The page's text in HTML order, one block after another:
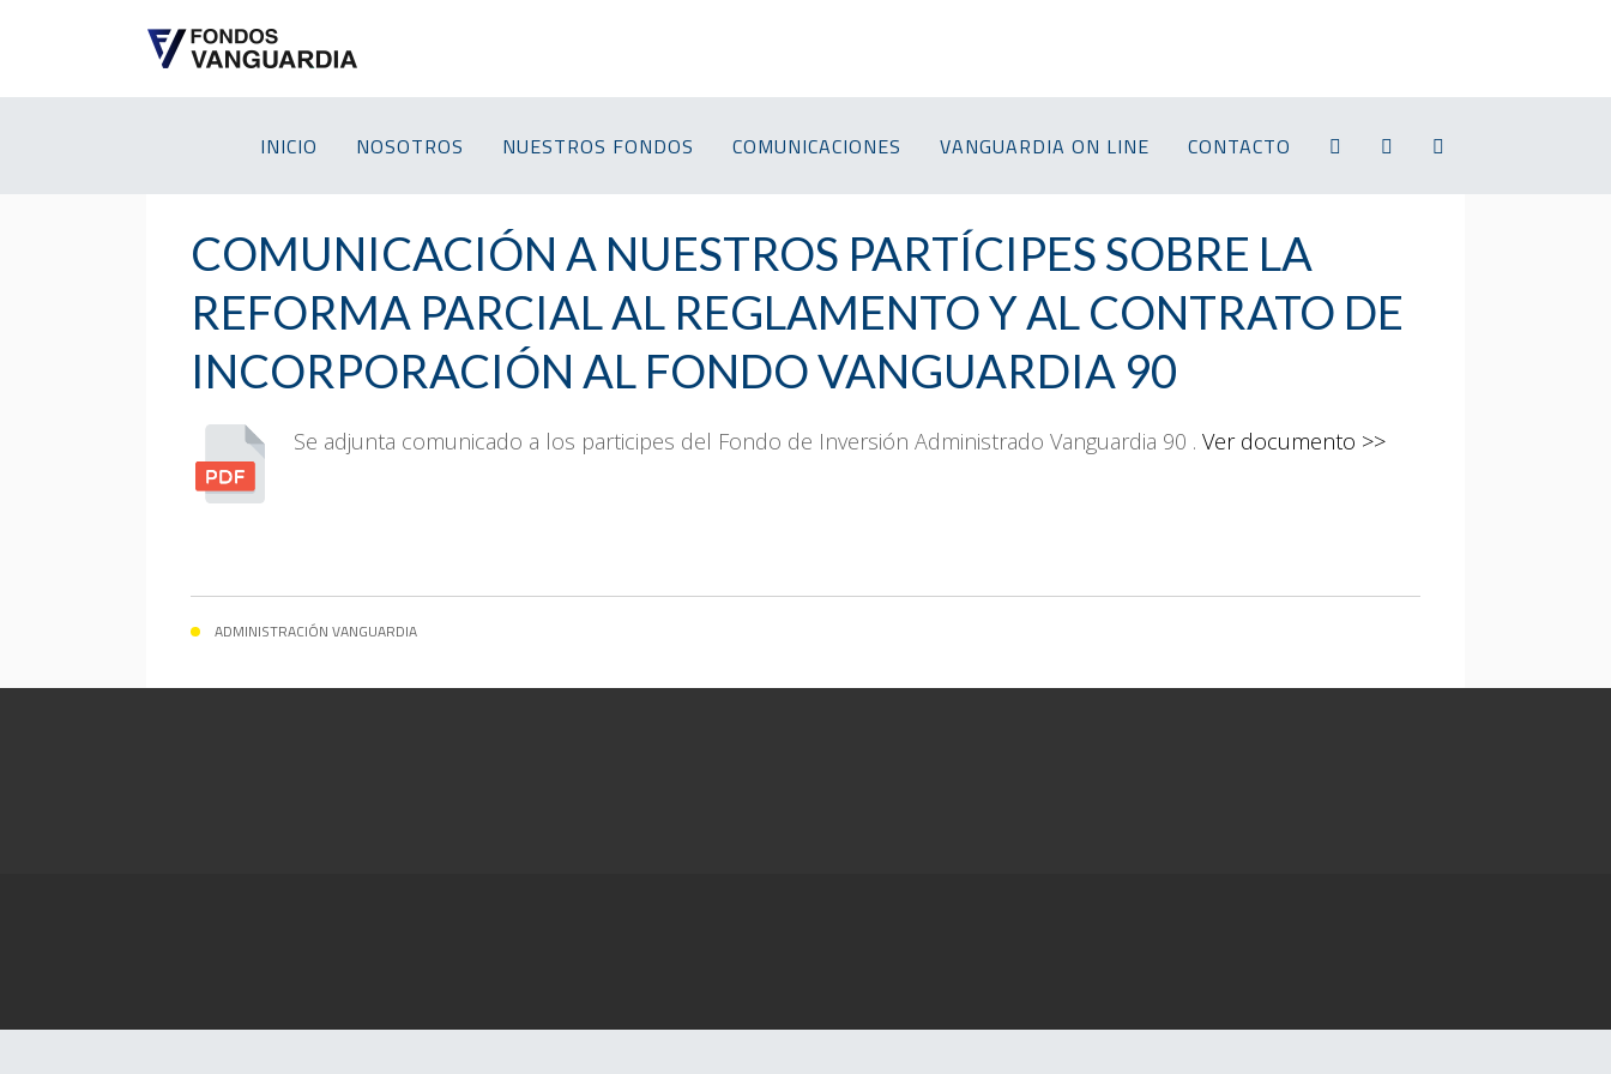
INICIO NOSOTROS NUESTROS FONDOS COMUNICACIONES VANGUARDIA ON LINE CONTACTO
COMUNICACIÓN A NUESTROS PARTÍCIPES SOBRE LA
REFORMA PARCIAL AL REGLAMENTO Y AL CONTRATO DE
INCORPORACIÓN AL FONDO VANGUARDIA 90
Se adjunta comunicado a los participes del Fondo de Inversión Administrado Vanguardia 90 . Ver documento >>
ADMINISTRACIÓN VANGUARDIA